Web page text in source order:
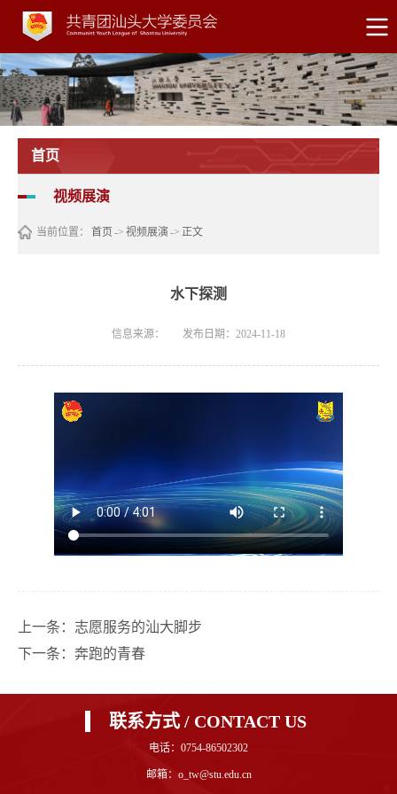
首页
视频展演
当前位置： 首页-> 视频展演 -> 正文
水下探测
信息来源： 发布日期：2024-11-18
上一条： 志愿服务的汕大脚步
下一条： 奔跑的青春
联系方式 / CONTACT US
电话：0754-86502302
邮箱：o_tw@stu.edu.cn